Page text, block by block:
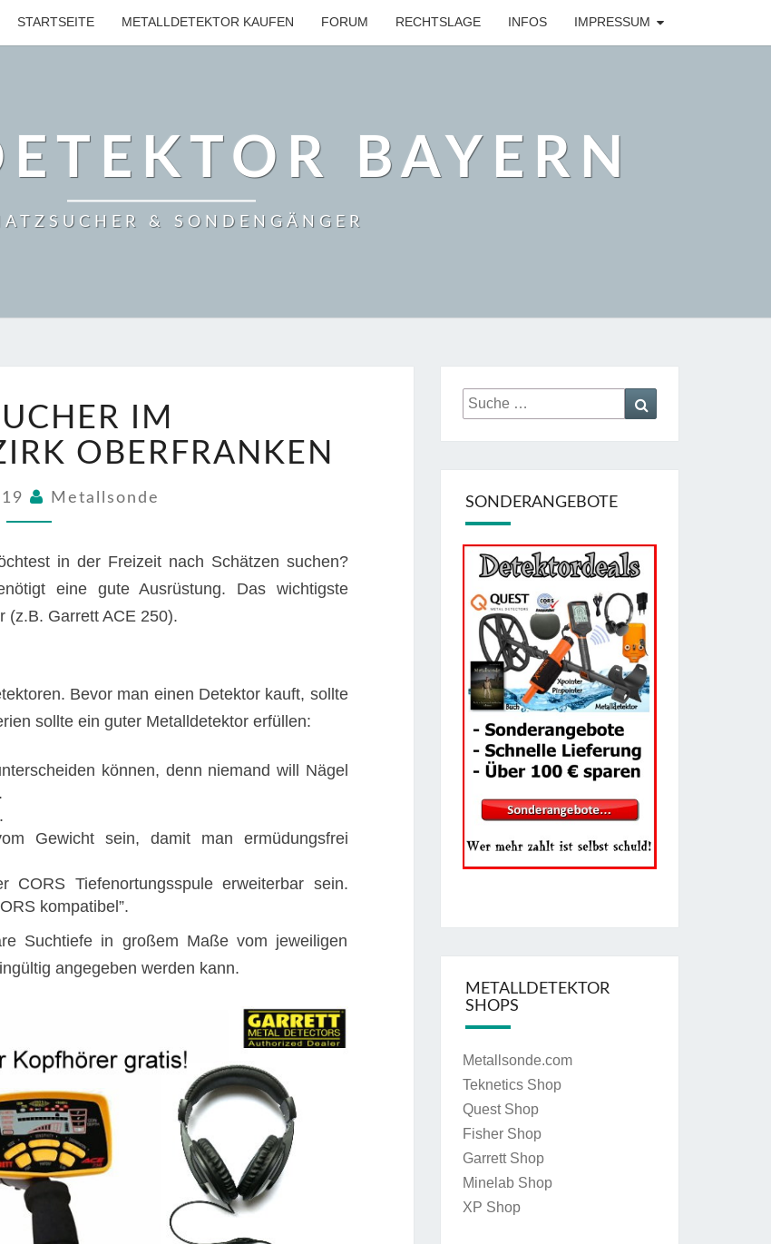
STARTSEITE METALLDETEKTOR KAUFEN FORUM RECHTSLAGE INFOS IMPRESSUM
BAYERN
& SONDENGÄNGER
IM
REGIERUNGSBEZIRK
OBERFRANKEN
IM
OBERFRANKEN
Metallsonde
in der Freizeit nach Schätzen suchen?
eine gute Ausrüstung. Das wichtigste
(z.B. Garrett ACE 250).
Bevor man einen Detektor kauft, sollte
sollte ein guter Metalldetektor erfüllen:
können, denn niemand will Nägel
Gewicht sein, damit man ermüdungsfrei
CORS Tiefenortungsspule erweiterbar sein.
kompatibel”.
Suchtiefe in großem Maße vom jeweiligen
angegeben werden kann.
Suche
nach:
SONDERANGEBOTE
METALLDETEKTOR
SHOPS
Metallsonde.com
Teknetics Shop
Quest Shop
Fisher Shop
Garrett Shop
Minelab Shop
XP Shop